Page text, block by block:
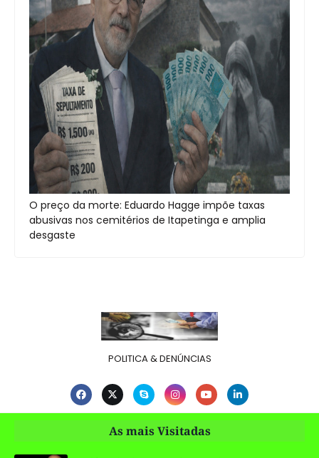
O preço da morte: Eduardo Hagge impõe taxas
abusivas nos cemitérios de Itapetinga e amplia
desgaste
POLITICA & DENÚNCIAS
As mais Visitadas